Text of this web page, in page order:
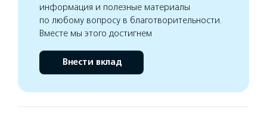
информация и полезные материалы
по любому вопросу в благотворительности.
Вместе мы этого достигнем
Внести вклад